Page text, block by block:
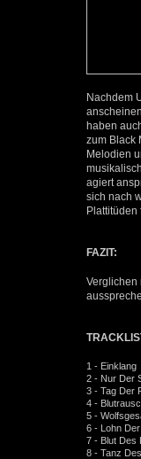
Nachdem
haben
zum Black
Melodien
agiert
sich nach
Plattitüden
FAZIT:
Verglichen
1 - Einklang
2 - Nur Der
3 - Tag Der
4 -
5 -
6 - Lohn
7 - Blut Des
8 - Tanz